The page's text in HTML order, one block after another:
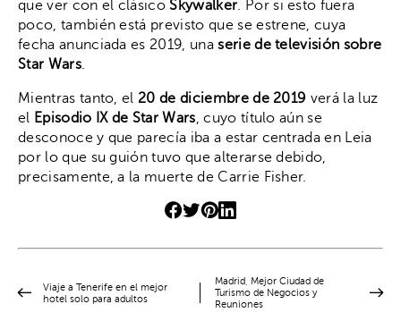
que ver con el clásicoSkywalker. Por si esto fuera
poco, también está previsto que se estrene, cuya
fecha anunciada es 2019, unaserie de televisión sobre
Star Wars.
Mientras tanto, el 20 de diciembre de 2019 verá la luz
el Episodio IX de Star Wars, cuyo título aún se
desconoce y que parecía iba a estar centrada en Leia
por lo que su guión tuvo que alterarse debido,
precisamente, a la muerte de Carrie Fisher.
Viaje a Tenerife en el mejor
hotel solo para adultos
Madrid, Mejor Ciudad de
Turismo de Negocios y
Reuniones